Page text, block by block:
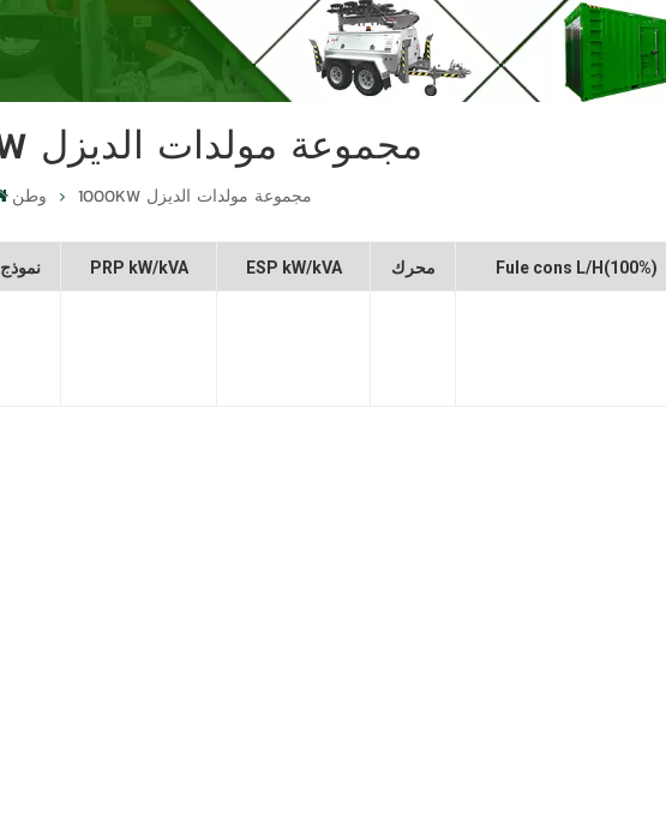
1000KW مجموعة مولدات الديزل
وطن 1000KW مجموعة مولدات الديزل
نموذج PRP kW/kVA ESP kW/kVA محرك Fule cons L/H(100%)